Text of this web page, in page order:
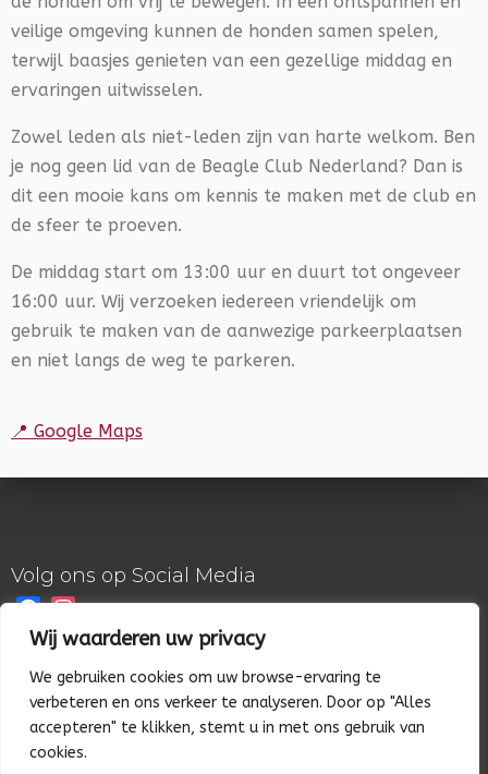
Wij waarderen uw privacy
We gebruiken cookies om uw browse-ervaring te
verbeteren en ons verkeer te analyseren. Door op "Alles
accepteren" te klikken, stemt u in met ons gebruik van
cookies.
veilige omgeving kunnen de honden samen spelen,
terwijl baasjes genieten van een gezellige middag en
ervaringen uitwisselen.
Zowel leden als niet-leden zijn van harte welkom. Ben
je nog geen lid van de Beagle Club Nederland? Dan is
dit een mooie kans om kennis te maken met de club en
de sfeer te proeven.
De middag start om 13:00 uur en duurt tot ongeveer
16:00 uur. Wij verzoeken iedereen vriendelijk om
gebruik te maken van de aanwezige parkeerplaatsen
en niet langs de weg te parkeren.
📍 Google Maps
Volg ons op Social Media
FacebookInstagram